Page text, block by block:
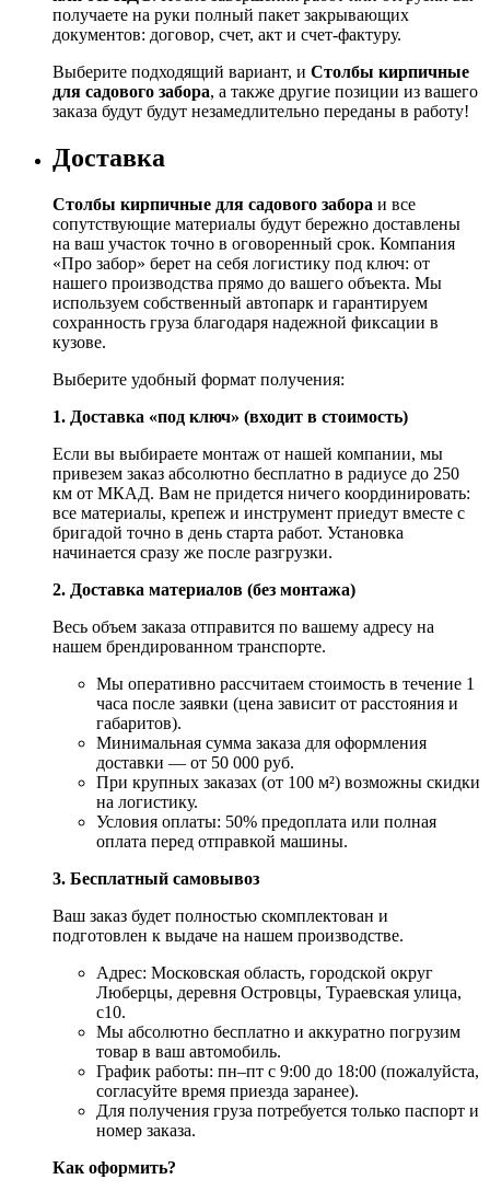
получаете на руки полный пакет закрывающих
документов: договор, счет, акт и счет‑фактуру.
Выберите подходящий вариант, и Столбы кирпичные
для садового забора, а также другие позиции из вашего
заказа будут будут незамедлительно переданы в работу!
Доставка
Столбы кирпичные для садового забора и все
сопутствующие материалы будут бережно доставлены
на ваш участок точно в оговоренный срок. Компания
«Про забор» берет на себя логистику под ключ: от
нашего производства прямо до вашего объекта. Мы
используем собственный автопарк и гарантируем
сохранность груза благодаря надежной фиксации в
кузове.
Выберите удобный формат получения:
1. Доставка «под ключ» (входит в стоимость)
Если вы выбираете монтаж от нашей компании, мы
привезем заказ абсолютно бесплатно в радиусе до 250
км от МКАД. Вам не придется ничего координировать:
все материалы, крепеж и инструмент приедут вместе с
бригадой точно в день старта работ. Установка
начинается сразу же после разгрузки.
2. Доставка материалов (без монтажа)
Весь объем заказа отправится по вашему адресу на
нашем брендированном транспорте.
Мы оперативно рассчитаем стоимость в течение 1
часа после заявки (цена зависит от расстояния и
габаритов).
Минимальная сумма заказа для оформления
доставки — от 50 000 руб.
При крупных заказах (от 100 м²) возможны скидки
на логистику.
Условия оплаты: 50% предоплата или полная
оплата перед отправкой машины.
3. Бесплатный самовывоз
Ваш заказ будет полностью скомплектован и
подготовлен к выдаче на нашем производстве.
Адрес: Московская область, городской округ
Люберцы, деревня Островцы, Тураевская улица,
с10.
Мы абсолютно бесплатно и аккуратно погрузим
товар в ваш автомобиль.
График работы: пн–пт с 9:00 до 18:00 (пожалуйста,
согласуйте время приезда заранее).
Для получения груза потребуется только паспорт и
номер заказа.
Как оформить?